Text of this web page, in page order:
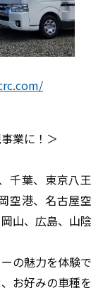
業に！＞
千葉、東京八王
空港、名古屋空
山、広島、山陰
の魅力を体験で
お好みの車種を